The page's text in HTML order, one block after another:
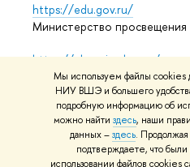
Мы используем файлы cookies
НИУ ВШЭ и большего
подробную информацию об
можно найти здесь, наши
данных –здесь. Продолжая
подтверждаете, что
использовании файлов
https://edu.gov.ru/
Министерство
https://elearning.hse.ru/mooc
Массовые открытые
© НИУ ВШЭ 1993–2026 Адреса
использования материалов